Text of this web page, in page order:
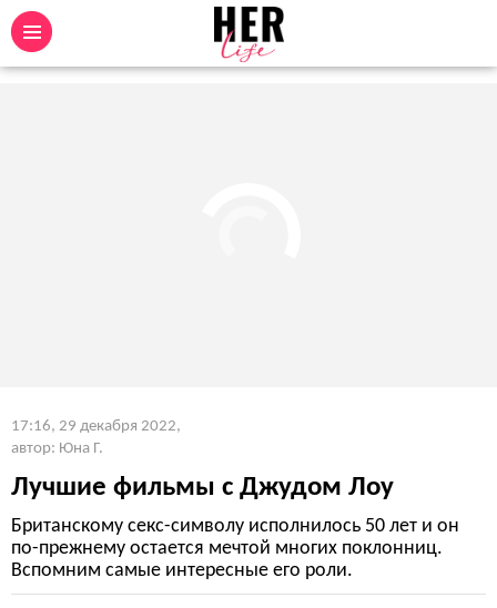
17:16, 29 декабря 2022,
автор: Юна Г.
Лучшие фильмы с Джудом Лоу
Британскому секс-символу исполнилось 50 лет и он
по-прежнему остается мечтой многих поклонниц.
Вспомним самые интересные его роли.